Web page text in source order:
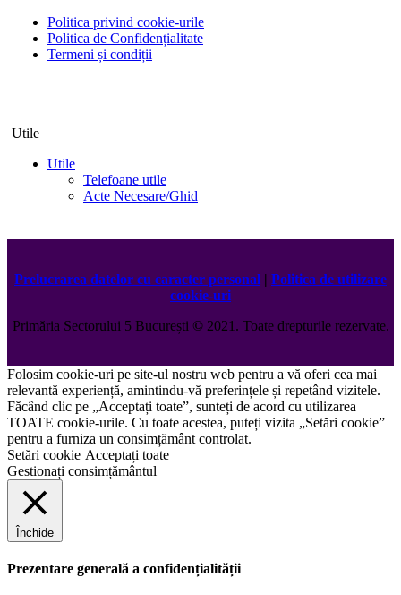
Politica privind cookie-urile
Politica de Confidențialitate
Termeni și condiții
Utile
Utile
Telefoane utile
Acte Necesare/Ghid
Prelucrarea datelor cu caracter personal | Politica de utilizare
cookie-uri
Primăria Sectorului 5 București ©️2021. Toate drepturile rezervate.
Folosim cookie-uri pe site-ul nostru web pentru a vă oferi cea mai
relevantă experiență, amintindu-vă preferințele și repetând vizitele.
Făcând clic pe „Acceptați toate”, sunteți de acord cu utilizarea
TOATE cookie-urile. Cu toate acestea, puteți vizita „Setări cookie”
pentru a furniza un consimțământ controlat.
Setări cookie Acceptați toate
Gestionați consimțământul
Închide
Prezentare generală a confidențialității